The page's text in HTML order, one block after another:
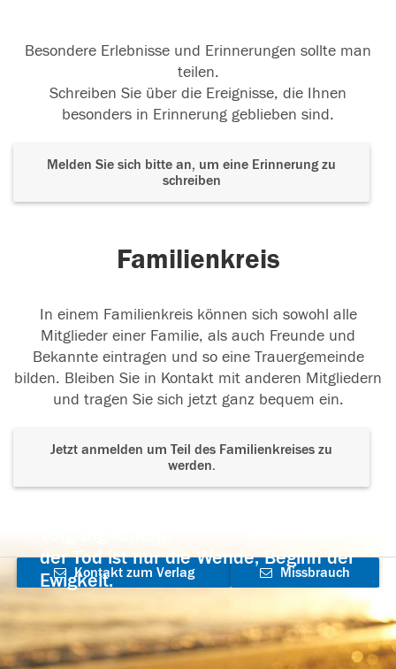
Besondere Erlebnisse und Erinnerungen sollte man
teilen.
Schreiben Sie über die Ereignisse, die Ihnen
besonders in Erinnerung geblieben sind.
Melden Sie sich bitte an, um eine Erinnerung zu
schreiben
Familienkreis
In einem Familienkreis können sich sowohl alle
Mitglieder einer Familie, als auch Freunde und
Bekannte eintragen und so eine Trauergemeinde
bilden. Bleiben Sie in Kontakt mit anderen Mitgliedern
und tragen Sie sich jetzt ganz bequem ein.
Jetzt anmelden um Teil des Familienkreises zu
werden.
der Tod ist nur die Wende, Beginn der
Ewigkeit.
Kontakt zum Verlag
aufnehmen
Missbrauch